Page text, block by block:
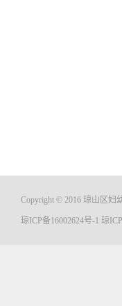
Copyright © 2016 琼山区妇
琼ICP备16002624号-1 琼